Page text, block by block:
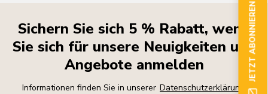
Sichern Sie sich 5 % Rabatt, wenn
Sie sich für unsere Neuigkeiten und
Angebote anmelden
Informationen finden Sie in unserer Datenschutzerklärung
JETZT ABONNIEREN